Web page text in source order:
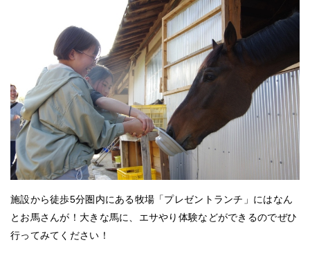
施設から徒歩5分圏内にある牧場「プレゼントランチ」にはなん
とお馬さんが！大きな馬に、エサやり体験などができるのでぜひ
行ってみてください！